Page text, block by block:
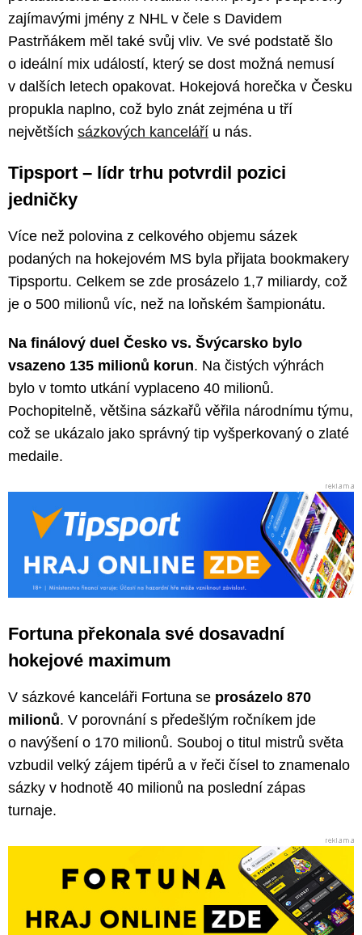
zajímavými jmény z NHL v čele s Davidem
Pastrňákem měl také svůj vliv. Ve své podstatě šlo
o ideální mix událostí, který se dost možná nemusí
v dalších letech opakovat. Hokejová horečka v Česku
propukla naplno, což bylo znát zejména u tří
největších sázkových kanceláří u nás.
Tipsport – lídr trhu potvrdil pozici
jedničky
Více než polovina z celkového objemu sázek
podaných na hokejovém MS byla přijata bookmakery
Tipsportu. Celkem se zde prosázelo 1,7 miliardy, což
je o 500 milionů víc, než na loňském šampionátu.
Na finálový duel Česko vs. Švýcarsko bylo
vsazeno 135 milionů korun. Na čistých výhrách
bylo v tomto utkání vyplaceno 40 milionů.
Pochopitelně, většina sázkařů věřila národnímu týmu,
což se ukázalo jako správný tip vyšperkovaný o zlaté
medaile.
Fortuna překonala své dosavadní
hokejové maximum
V sázkové kanceláři Fortuna se prosázelo 870
milionů. V porovnání s předešlým ročníkem jde
o navýšení o 170 milionů. Souboj o titul mistrů světa
vzbudil velký zájem tipérů a v řeči čísel to znamenalo
sázky v hodnotě 40 milionů na poslední zápas
turnaje.